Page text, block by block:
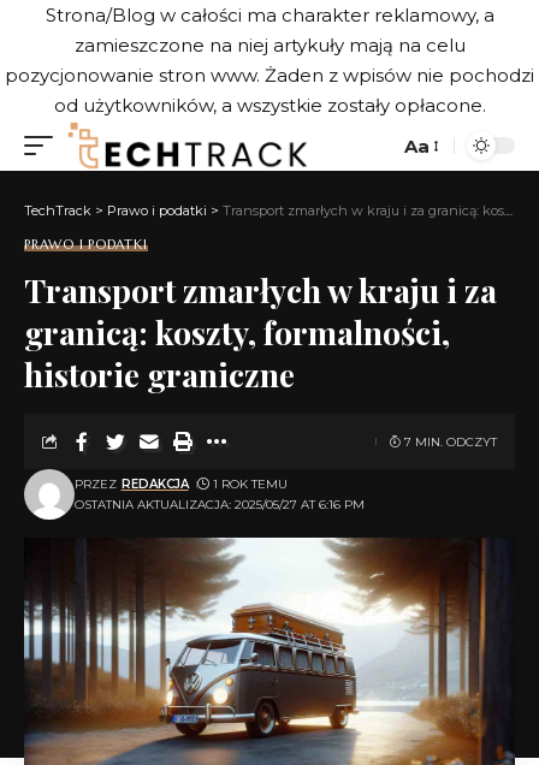
Strona/Blog w całości ma charakter reklamowy, a
zamieszczone na niej artykuły mają na celu
pozycjonowanie stron www. Żaden z wpisów nie pochodzi
od użytkowników, a wszystkie zostały opłacone.
Aa
TechTrack > Prawo i podatki > Transport zmarłych w kraju i za granicą: koszty, formalności, historie graniczne
PRAWO I PODATKI
Transport zmarłych w kraju i za
granicą: koszty, formalności,
historie graniczne
OSTATNIA AKTUALIZACJA: 2025/05/27 AT 6:16 PM
PRZEZ REDAKCJA 1 ROK TEMU
7 MIN. ODCZYT